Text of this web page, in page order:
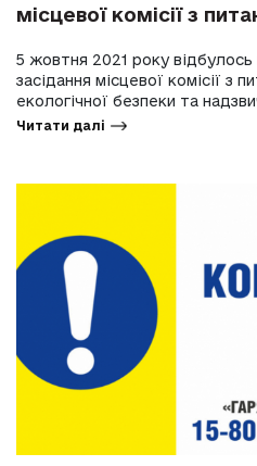
місцевої комісії з
5 жовтня 2021 року відбулось
засідання місцевої комісії з
екологічної безпеки та
Читати далі